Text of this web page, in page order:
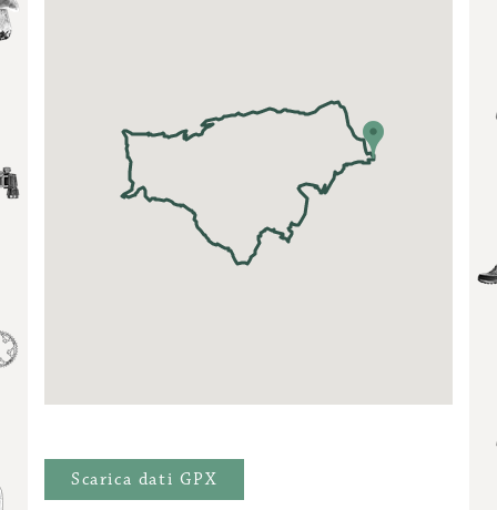
Scarica dati GPX